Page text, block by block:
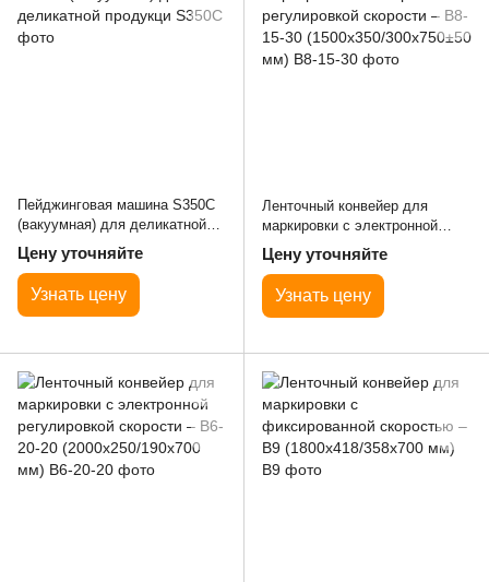
Пейджинговая машина S350C
(вакуумная) для деликатной
продукци
Цену уточняйте
Узнать цену
Ленточный конвейер для
маркировки с электронной
регулировкой скорости – B8-
15-30 (1500x350/300x750±50
мм)
Цену уточняйте
Узнать цену